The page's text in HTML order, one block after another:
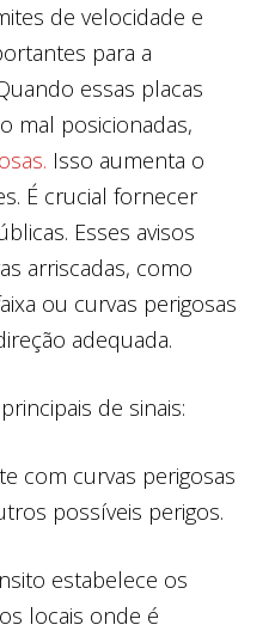
de velocidade e
para a
essas placas
mal posicionadas,
Isso aumenta o
É crucial fornecer
Esses avisos
arriscadas, como
ou curvas perigosas
adequada.
de sinais:
com curvas perigosas
possíveis perigos.
estabelece os
locais onde é